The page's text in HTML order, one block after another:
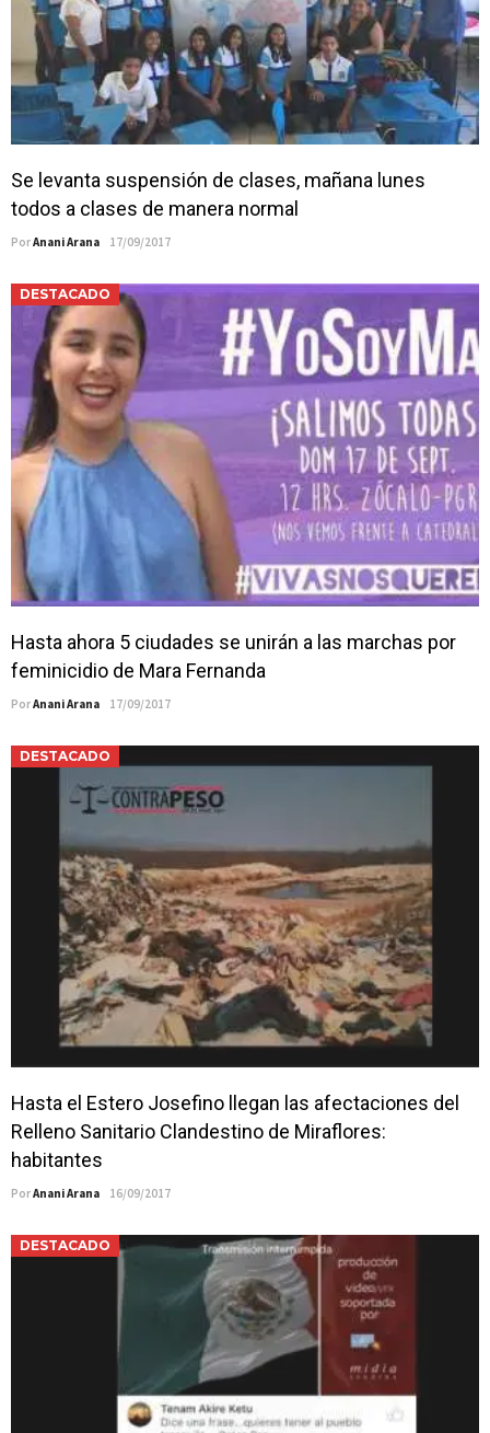
Campesina
Se levanta suspensión de clases, mañana lunes
todos a clases de manera normal
PorAnani Arana 17/09/2017
DESTACADO
Hasta ahora 5 ciudades se unirán a las marchas por
feminicidio de Mara Fernanda
PorAnani Arana 17/09/2017
DESTACADO
Hasta el Estero Josefino llegan las afectaciones del
Relleno Sanitario Clandestino de Miraflores:
habitantes
PorAnani Arana 16/09/2017
DESTACADO